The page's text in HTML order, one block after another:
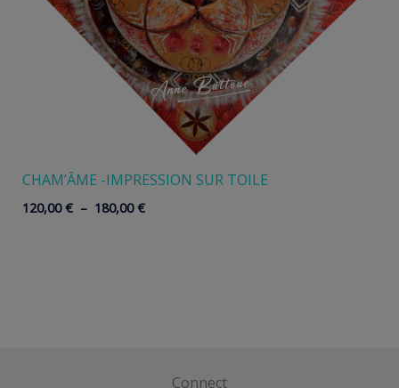
CHAM’ÂME -IMPRESSION SUR TOILE
120,00€ – 180,00€Plage
Connect